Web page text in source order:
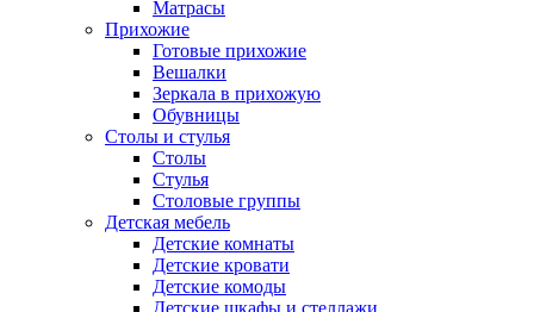
Матрасы
Прихожие
Готовые прихожие
Вешалки
Зеркала в прихожую
Обувницы
Столы и стулья
Столы
Стулья
Столовые группы
Детская мебель
Детские комнаты
Детские кровати
Детские комоды
Детские шкафы и стеллажи